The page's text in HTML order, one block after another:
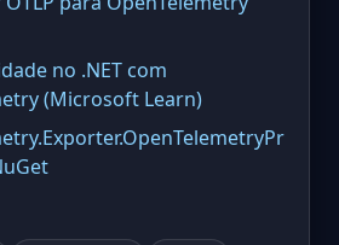
no .NET com
(Microsoft Learn)